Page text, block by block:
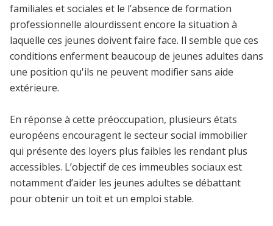
familiales et sociales et le l’absence de formation
professionnelle alourdissent encore la situation à
laquelle ces jeunes doivent faire face. Il semble que ces
conditions enferment beaucoup de jeunes adultes dans
une position qu'ils ne peuvent modifier sans aide
extérieure.
En réponse à cette préoccupation, plusieurs états
européens encouragent le secteur social immobilier
qui présente des loyers plus faibles les rendant plus
accessibles. L’objectif de ces immeubles sociaux est
notamment d’aider les jeunes adultes se débattant
pour obtenir un toit et un emploi stable.